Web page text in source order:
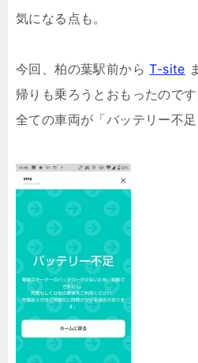
気になる点も。
今回、柏の葉駅前からT-site
帰りも乗ろうとおもったのです
全ての車両が「バッテリー不足